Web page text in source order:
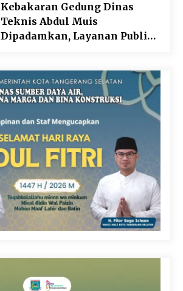
Kebakaran Gedung Dinas
Teknis Abdul Muis
Dipadamkan, Layanan Publik